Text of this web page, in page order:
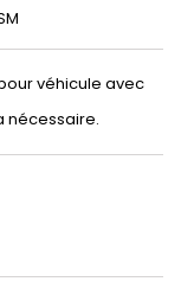
véhicule avec
nécessaire.